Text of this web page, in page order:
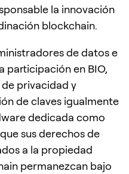
la innovación
blockchain.
de datos e
participación en BIO,
privacidad y
de claves igualmente
dedicada como
sus derechos de
a la propiedad
permanezcan bajo